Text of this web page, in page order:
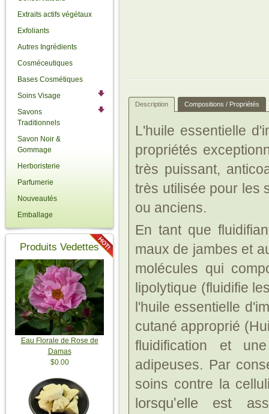
Extraits actifs végétaux
Exfoliants
Autres Ingrédients
Cosméceutiques
Bases Cosmétiques
Soins Visage
Savons
Traditionnels
Savon Noir &
Gommage
Herboristerie
Parfumerie
Nouveautés
Emballage
Produits Vedettes
Eau Florale de Rose de
Damas
$0.00
Description Compositions / Propriétés
L'huile essentielle
propriétés
très puissant,
très utilisée pour les
ou anciens.
En tant que
maux de jambes et
molécules qui
lipolytique (fluidifie
l'huile essentielle
cutané approprié
fluidification et
adipeuses. Par
soins contre la
lorsqu'elle est a